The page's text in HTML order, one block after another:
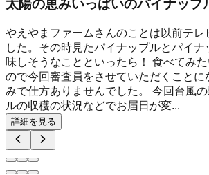
太陽の恵みいっぱいのパイナップ
やえやまファームさんのことは以前テレ
した。その時見たパイナップルとパイ
味しそうなことといったら！ 食べてみ
ので今回審査員をさせていただくことに
みで仕方ありませんでした。 今回台風
ルの収穫の状況などでお届日が変...
詳細を見る